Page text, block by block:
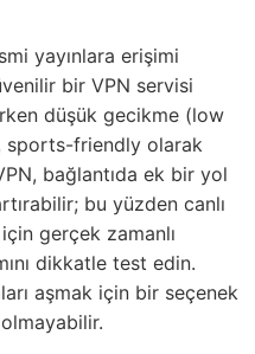
yayınlara erişimi
bir VPN servisi
düşük gecikme (low
sports-friendly olarak
bağlantıda ek bir yol
bu yüzden canlı
gerçek zamanlı
dikkatle test edin.
aşmak için bir seçenek